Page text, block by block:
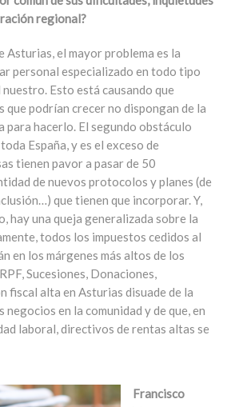
regional?
Asturias, el mayor problema es la
personal especializado en todo tipo
Esto está causando que
que podrían crecer no dispongan de la
para hacerlo. El segundo obstáculo
España, y es el exceso de
tienen pavor a pasar de 50
de nuevos protocolos y planes (de
que tienen que incorporar. Y,
hay una queja generalizada sobre la
todos los impuestos cedidos al
en los márgenes más altos de los
Sucesiones, Donaciones,
fiscal alta en Asturias disuade de la
negocios en la comunidad y de que, en
laboral, directivos de rentas altas se
Francisco